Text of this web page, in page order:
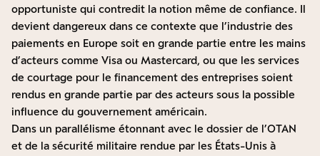
opportuniste qui contredit la notion même de confiance. Il
devient dangereux dans ce contexte que l’industrie des
paiements en Europe soit en grande partie entre les mains
d’acteurs comme Visa ou Mastercard, ou que les services
de courtage pour le financement des entreprises soient
rendus en grande partie par des acteurs sous la possible
influence du gouvernement américain.
Dans un parallélisme étonnant avec le dossier de l’OTAN
et de la sécurité militaire rendue par les États-Unis à